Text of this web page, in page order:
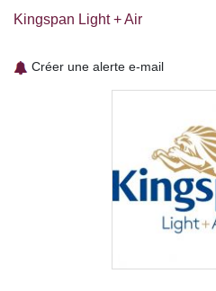
Kingspan Light + Air
Créer une alerte e-mail